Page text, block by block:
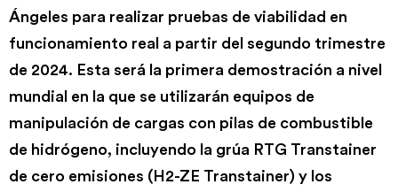
Ángeles para realizar pruebas de viabilidad en
funcionamiento real a partir del segundo trimestre
de 2024. Esta será la primera demostración a nivel
mundial en la que se utilizarán equipos de
manipulación de cargas con pilas de combustible
de hidrógeno, incluyendo la grúa RTG Transtainer
de cero emisiones (H2-ZE Transtainer) y los